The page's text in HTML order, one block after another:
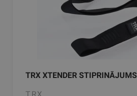
TRX XTENDER STIPRINĀJUMS